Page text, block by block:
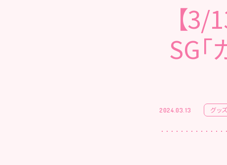
【
SG
2024.03.13 グッズ